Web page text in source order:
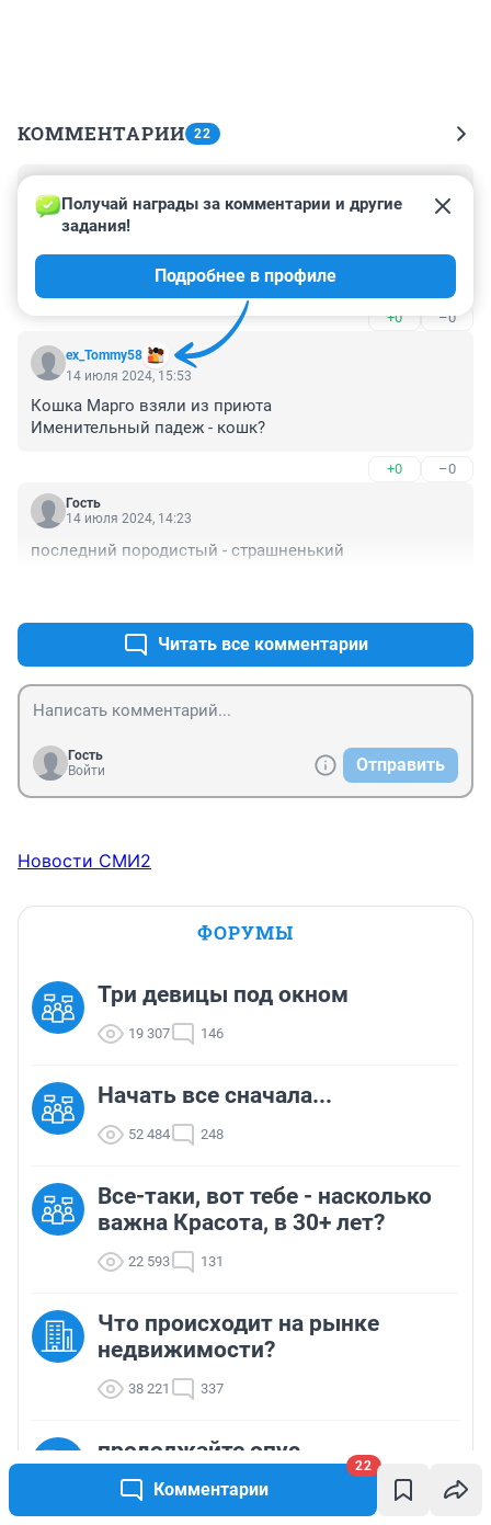
Комментарии
22
КОММЕНТАРИИ 22
14 июля 2024, 23:08
У меня тоже трое котиков, взятых в разное время, но
все "дворяне" . Наша семья! Мы любим их, а они нас.
Нас поровну: три человека и три кота.
+0 –0
ex_Tommy58
Получай награды за комментарии и другие
задания!
Подробнее в профиле
14 июля 2024, 15:53
Кошка Марго взяли из приюта
Именительный падеж - кошк?
+0 –0
Гость
14 июля 2024, 14:23
последний породистый - страшненький
Читать все комментарии
Гость
Войти
Отправить
Новости СМИ2
ФОРУМЫ
Три девицы под окном
19 307 146
Начать все сначала...
52 484 248
Все-таки, вот тебе - насколько
важна Красота, в 30+ лет?
22 593 131
Что происходит на рынке
недвижимости?
38 221 337
продолжайте опус
27 761 197